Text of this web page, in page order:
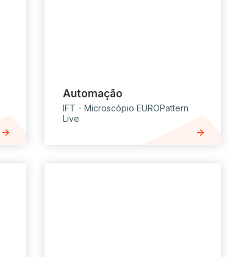
arrow_forward
Automação
IFT - Microscópio EUROPattern
Live
arrow_forward